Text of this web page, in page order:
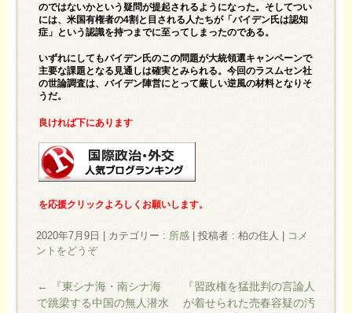
のではないかという疑問が提起されるようになった。そしてつい
には、米国有権者の4割と目される人たちが「バイデン氏は認知
症」という認識を持つまでに至ってしまったのである。
いずれにしてもバイデン氏のこの問題が大統領選キャンペーンで
主要な課題となる見通しは確実とみられる。今回のラスムセン社
の世論調査は、バイデン陣営にとって厳しい逆風の材料となりそ
うだ。
良ければ下にあります
を応援クリックよろしくお願いします。
2020年7月9日 | カテゴリー : 所感 | 投稿者 : 柏の住人 | コメ
ントをどうぞ
←
『東シナ海・南シナ海
で跳梁する中国の無人潜水
『習政権を猛批判の言論人
が着せられた売春容疑の汚